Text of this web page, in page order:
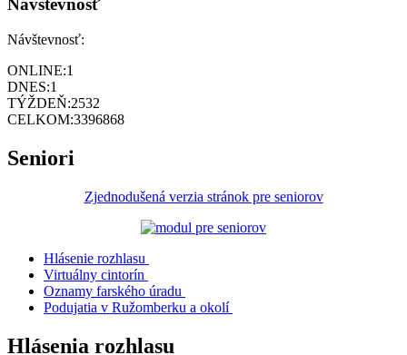
Návštevnosť
Návštevnosť:
ONLINE:1
DNES:1
TÝŽDEŇ:2532
CELKOM:3396868
Seniori
Zjednodušená verzia stránok pre seniorov
Hlásenie rozhlasu
Virtuálny cintorín
Oznamy farského úradu
Podujatia v Ružomberku a okolí
Hlásenia rozhlasu